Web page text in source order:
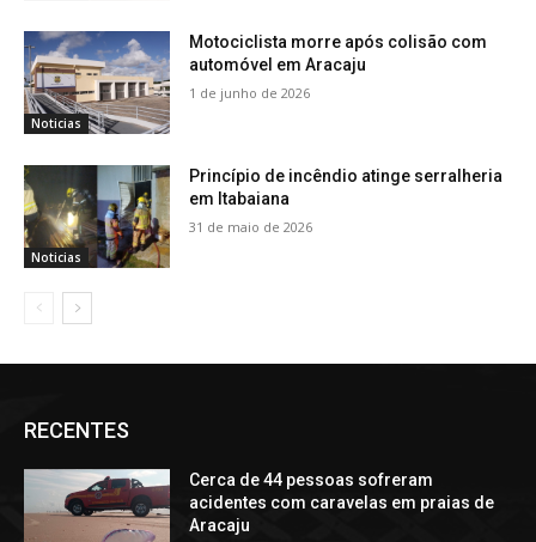
Noticias
Motociclista morre após colisão com
automóvel em Aracaju
1 de junho de 2026
Noticias
Princípio de incêndio atinge serralheria
em Itabaiana
31 de maio de 2026
RECENTES
Cerca de 44 pessoas sofreram
acidentes com caravelas em praias de
Aracaju